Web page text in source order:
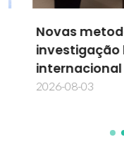
Novas
investigação
internacional
2026-08-03